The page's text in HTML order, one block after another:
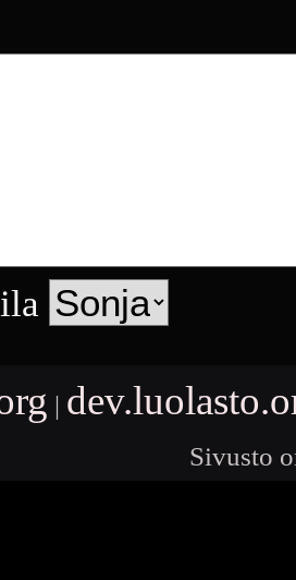
|
Sivusto